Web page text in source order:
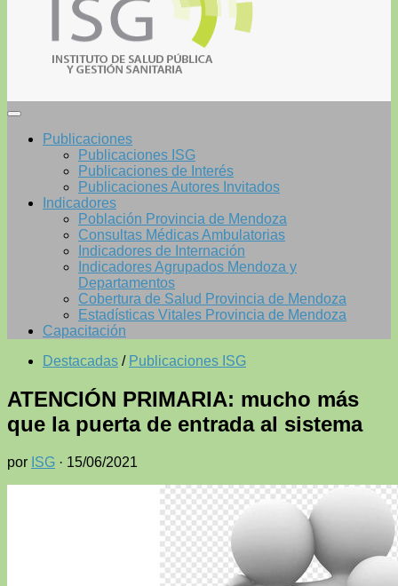
Publicaciones
Publicaciones ISG
Publicaciones de Interés
Publicaciones Autores Invitados
Indicadores
Población Provincia de Mendoza
Consultas Médicas Ambulatorias
Indicadores de Internación
Indicadores Agrupados Mendoza y
Departamentos
Cobertura de Salud Provincia de Mendoza
Estadísticas Vitales Provincia de Mendoza
Capacitación
Destacadas / Publicaciones ISG
ATENCIÓN PRIMARIA: mucho más
que la puerta de entrada al sistema
por ISG · 15/06/2021